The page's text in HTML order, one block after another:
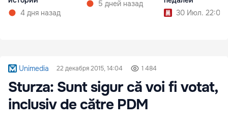
4 дня назад
5 дней назад
30 Июл. 22:00
Unimedia 22 декабря 2015, 14:04 1 484
Sturza: Sunt sigur că voi fi votat,
inclusiv de către PDM